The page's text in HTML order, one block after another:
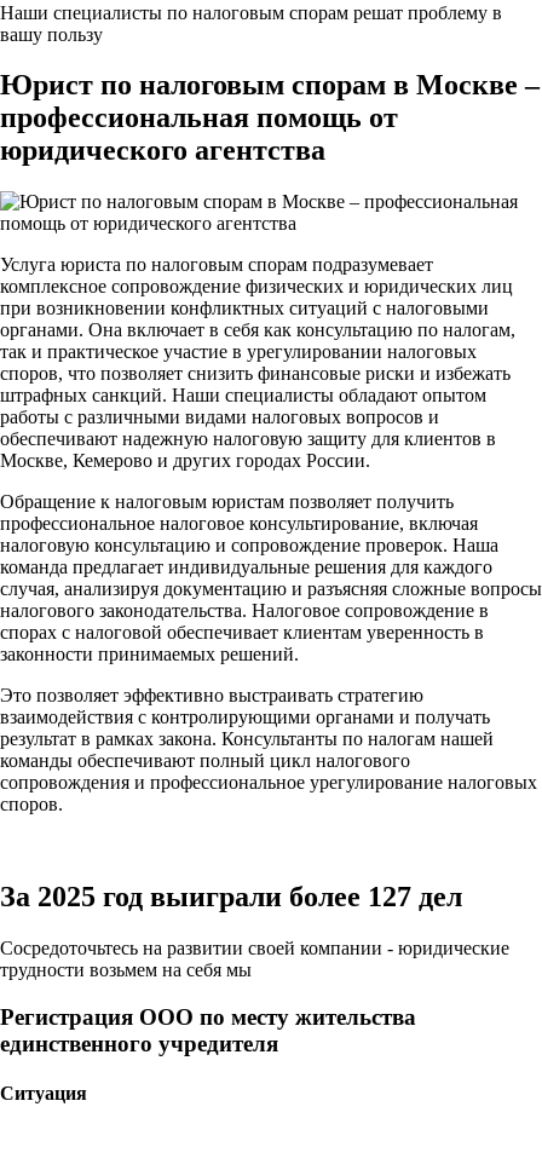
Наши специалисты по налоговым спорам решат проблему в
вашу пользу
Юрист по налоговым спорам в Москве –
профессиональная помощь от
юридического агентства
Услуга юриста по налоговым спорам подразумевает
комплексное сопровождение физических и юридических лиц
при возникновении конфликтных ситуаций с налоговыми
органами. Она включает в себя как консультацию по налогам,
так и практическое участие в урегулировании налоговых
споров, что позволяет снизить финансовые риски и избежать
штрафных санкций. Наши специалисты обладают опытом
работы с различными видами налоговых вопросов и
обеспечивают надежную налоговую защиту для клиентов в
Москве, Кемерово и других городах России.
Обращение к налоговым юристам позволяет получить
профессиональное налоговое консультирование, включая
налоговую консультацию и сопровождение проверок. Наша
команда предлагает индивидуальные решения для каждого
случая, анализируя документацию и разъясняя сложные вопросы
налогового законодательства. Налоговое сопровождение в
спорах с налоговой обеспечивает клиентам уверенность в
законности принимаемых решений.
Это позволяет эффективно выстраивать стратегию
взаимодействия с контролирующими органами и получать
результат в рамках закона. Консультанты по налогам нашей
команды обеспечивают полный цикл налогового
сопровождения и профессиональное урегулирование налоговых
споров.
За 2025 год выиграли более 127 дел
Сосредоточьтесь на развитии своей компании - юридические
трудности возьмем на себя мы
Регистрация ООО по месту жительства
единственного учредителя
Ситуация